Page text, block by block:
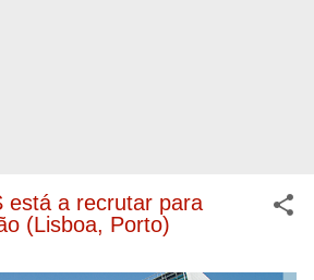
está a recrutar para
(Lisboa, Porto)